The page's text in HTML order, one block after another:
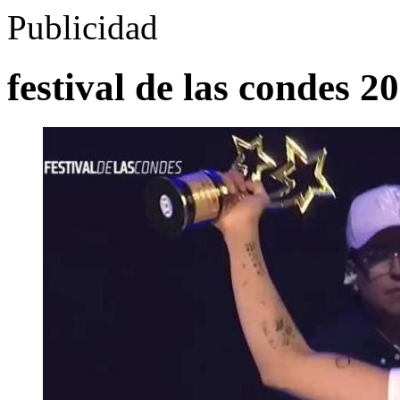
Publicidad
festival de las condes